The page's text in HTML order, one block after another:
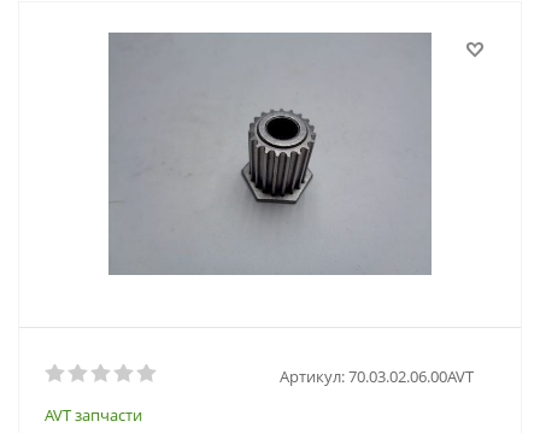
Артикул:70.03.02.06.00AVT
AVT запчасти